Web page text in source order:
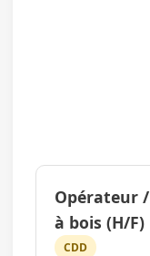
Opérateur
à bois (H/F)
CDD